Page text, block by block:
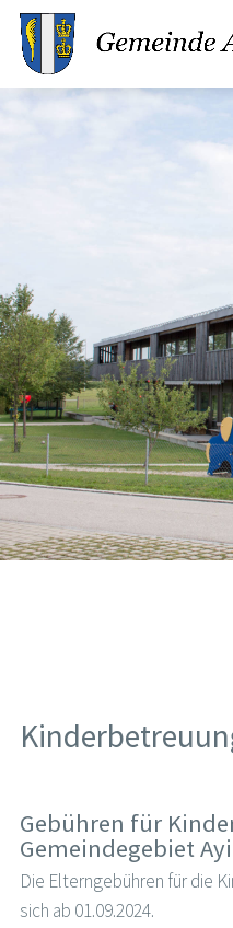
Gebühren für
Gemeindegebiet
Die Elterngebühren für die
sich ab 01.09.2024.